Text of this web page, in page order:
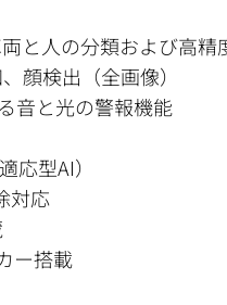
と人の分類および高精
顔検出（全画像）
音と光の警報機能
応型AI）
対応
ー搭載